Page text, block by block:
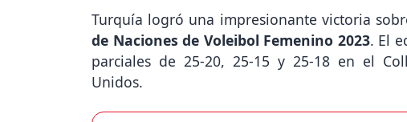
Turquía logró una impresionante victoria
de Naciones de Voleibol Femenino 2023. El
parciales de 25-20, 25-15 y 25-18 en el
Unidos.